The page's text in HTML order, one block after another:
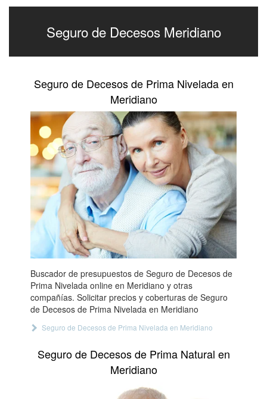
Seguro de Decesos Meridiano
Seguro de Decesos de Prima Nivelada en
Meridiano
Buscador de presupuestos de Seguro de Decesos de
Prima Nivelada online en Meridiano y otras
compañías. Solicitar precios y coberturas de Seguro
de Decesos de Prima Nivelada en Meridiano
Seguro de Decesos de Prima Nivelada en Meridiano
Seguro de Decesos de Prima Natural en
Meridiano